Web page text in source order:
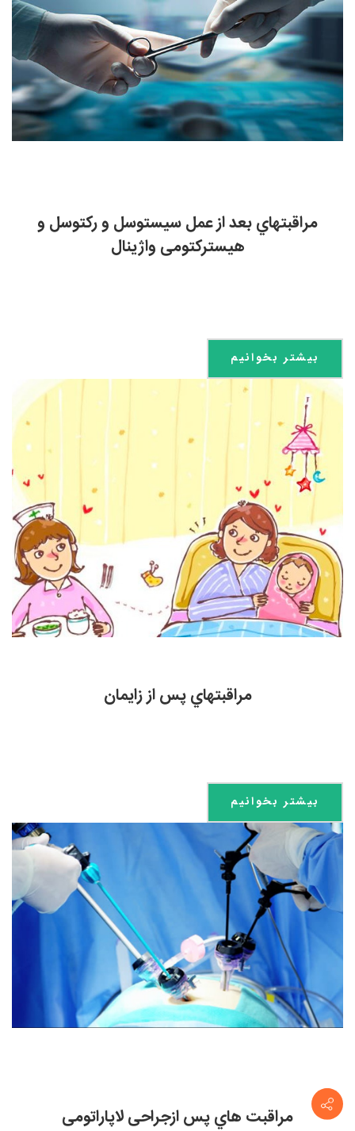
مراقبتهاي بعد از عمل سیستوسل و رکتوسل و
هیسترکتومی واژینال
بیشتر بخوانیم
مراقبتهاي پس از زایمان
بیشتر بخوانیم
مراقبت هاي پس ازجراحی لاپاراتومی